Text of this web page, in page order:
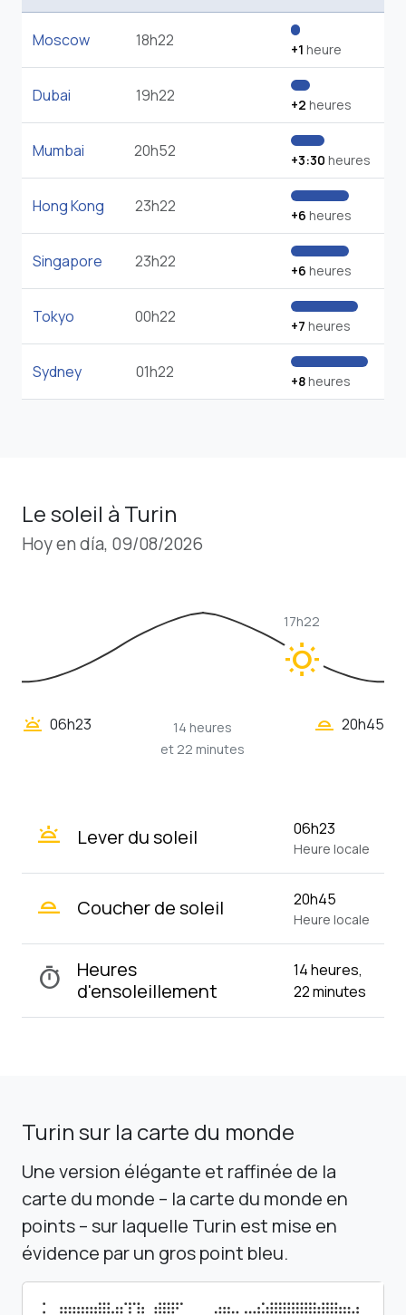
Moscow 18h22 +1 heure
Dubai 19h22 +2 heures
Mumbai 20h52 +3:30 heures
Hong Kong 23h22 +6 heures
Singapore 23h22 +6 heures
Tokyo 00h22 +7 heures
Sydney 01h22 +8heures
Le soleil à Turin
Hoy en día, 09/08/2026
wb_sunny
17h22
wb_twilight 06h23
14 heures
et 22 minutes
wb_twilight_2 20h45
wb_twilight Lever du soleil 06h23
Heure locale
wb_twilight_2 Coucher de soleil 20h45
Heure locale
timer
Heures
d'ensoleillement
14 heures,
22 minutes
Turin sur la carte du monde
Une version élégante et raffinée de la
carte du monde – la carte du monde en
points – sur laquelle Turin est mise en
évidence par un gros point bleu.